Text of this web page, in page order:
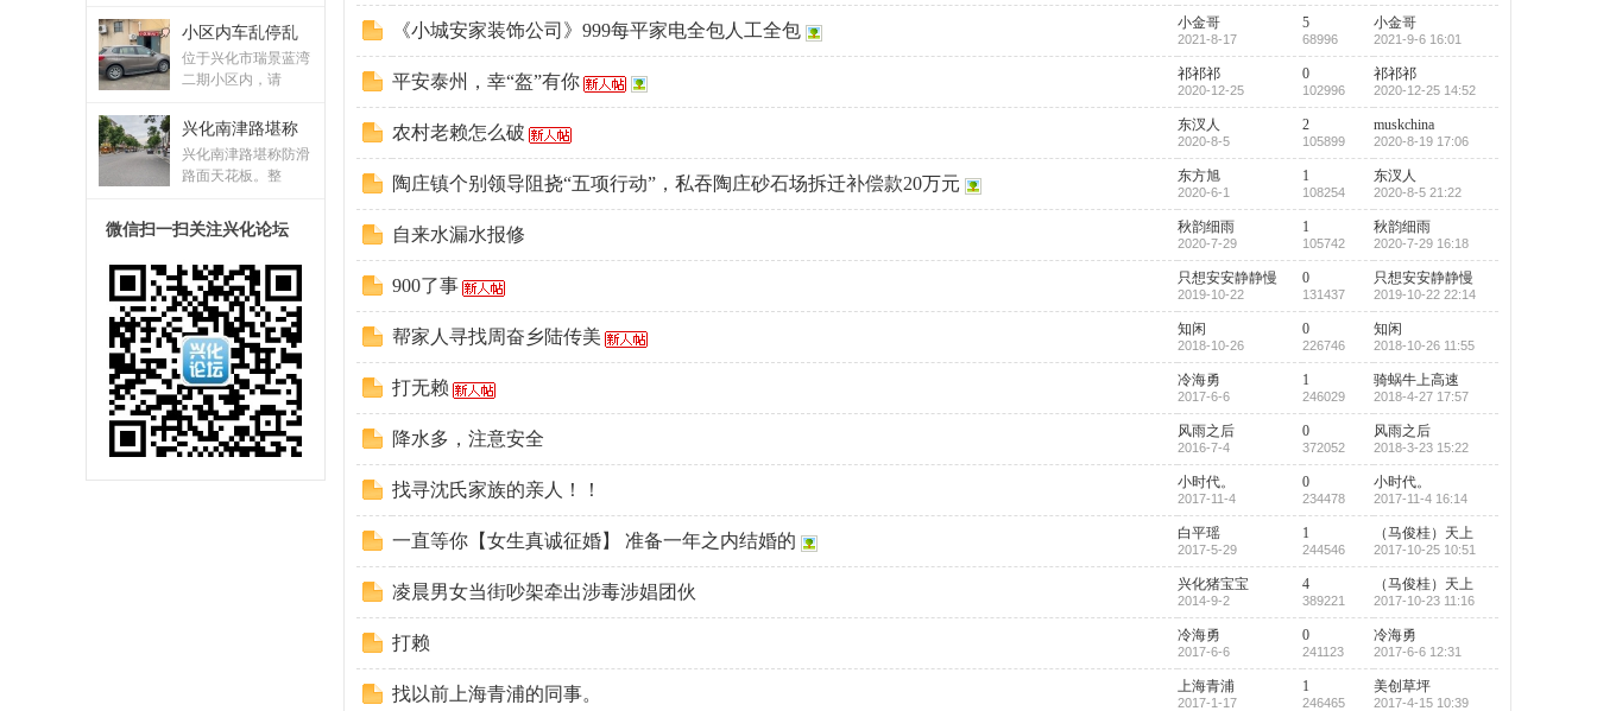
论
小区内车乱停乱
位于兴化市瑞景蓝湾
二期小区内，请
兴化南津路堪称
兴化南津路堪称防滑
路面天花板。整
微信扫一扫关注兴化论坛
《小城安家装饰公司》999每平家电全包人工全包 小金哥
2021-8-17
5
68996
小金哥
2021-9-6 16:01
平安泰州，幸“盔”有你 祁祁祁
2020-12-25
0
102996
祁祁祁
2020-12-25 14:52
农村老赖怎么破 东汊人
2020-8-5
2
105899
muskchina
2020-8-19 17:06
陶庄镇个别领导阻挠“五项行动”，私吞陶庄砂石场拆迁补偿款20万元 东方旭
2020-6-1
1
108254
东汊人
2020-8-5 21:22
自来水漏水报修 秋韵细雨
2020-7-29
1
105742
秋韵细雨
2020-7-29 16:18
900了事 只想安安静静慢
2019-10-22
0
131437
只想安安静静慢
2019-10-22 22:14
帮家人寻找周奋乡陆传美 知闲
2018-10-26
0
226746
知闲
2018-10-26 11:55
打无赖 冷海勇
2017-6-6
1
246029
骑蜗牛上高速
2018-4-27 17:57
降水多，注意安全 风雨之后
2016-7-4
0
372052
风雨之后
2018-3-23 15:22
找寻沈氏家族的亲人！！ 小时代。
2017-11-4
0
234478
小时代。
2017-11-4 16:14
一直等你【女生真诚征婚】 准备一年之内结婚的 白平瑶
2017-5-29
1
244546
（马俊桂）天上
2017-10-25 10:51
凌晨男女当街吵架牵出涉毒涉娼团伙 兴化猪宝宝
2014-9-2
4
389221
（马俊桂）天上
2017-10-23 11:16
打赖 冷海勇
2017-6-6
0
241123
冷海勇
2017-6-6 12:31
找以前上海青浦的同事。 上海青浦
2017-1-17
1
246465
美创草坪
2017-4-15 10:39